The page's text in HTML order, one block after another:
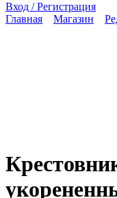
Вход / Регистрация
Главная
Магазин